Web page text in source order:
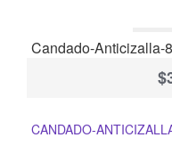
Candado-Anticizalla-
CANDADO-